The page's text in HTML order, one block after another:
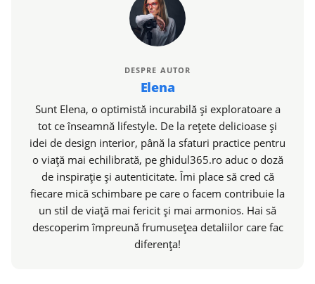
DESPRE AUTOR
Elena
Sunt Elena, o optimistă incurabilă și exploratoare a
tot ce înseamnă lifestyle. De la rețete delicioase și
idei de design interior, până la sfaturi practice pentru
o viață mai echilibrată, pe ghidul365.ro aduc o doză
de inspirație și autenticitate. Îmi place să cred că
fiecare mică schimbare pe care o facem contribuie la
un stil de viață mai fericit și mai armonios. Hai să
descoperim împreună frumusețea detaliilor care fac
diferența!